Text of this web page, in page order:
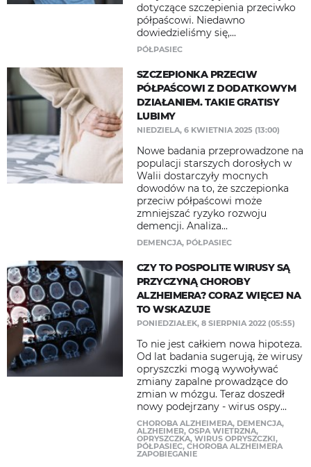
dotyczące szczepienia przeciwko
półpaścowi. Niedawno
dowiedzieliśmy się,...
PÓŁPASIEC
SZCZEPIONKA PRZECIW
PÓŁPAŚCOWI Z DODATKOWYM
DZIAŁANIEM. TAKIE GRATISY
LUBIMY
NIEDZIELA, 6 KWIETNIA 2025 (13:00)
Nowe badania przeprowadzone na
populacji starszych dorosłych w
Walii dostarczyły mocnych
dowodów na to, że szczepionka
przeciw półpaścowi może
zmniejszać ryzyko rozwoju
demencji. Analiza...
DEMENCJA, PÓŁPASIEC
CZY TO POSPOLITE WIRUSY SĄ
PRZYCZYNĄ CHOROBY
ALZHEIMERA? CORAZ WIĘCEJ NA
TO WSKAZUJE
PONIEDZIAŁEK, 8 SIERPNIA 2022 (05:55)
To nie jest całkiem nowa hipoteza.
Od lat badania sugerują, że wirusy
opryszczki mogą wywoływać
zmiany zapalne prowadzące do
zmian w mózgu. Teraz doszedł
nowy podejrzany - wirus ospy...
CHOROBA ALZHEIMERA, DEMENCJA,
ALZHEIMER, OSPA WIETRZNA,
OPRYSZCZKA, WIRUS OPRYSZCZKI,
PÓŁPASIEC, CHOROBA ALZHEIMERA
ZAPOBIEGANIE